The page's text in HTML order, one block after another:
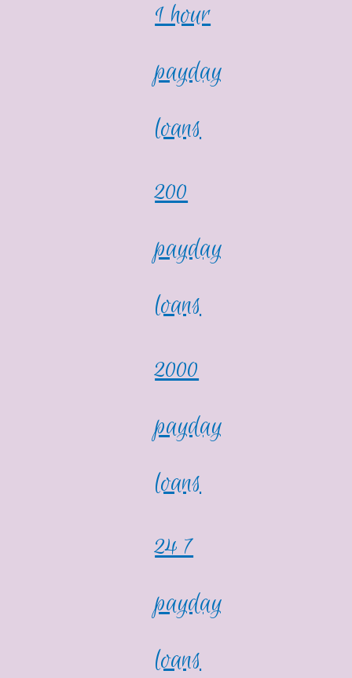
1 hour
payday
loans
200
payday
loans
2000
payday
loans
24 7
payday
loans